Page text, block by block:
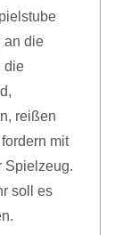
an die
die
reißen
mit
Spielzeug.
soll es